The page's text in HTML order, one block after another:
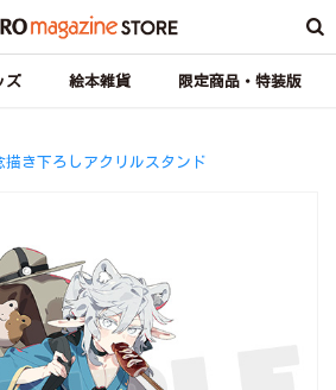
ズ 絵本雑貨 限定商品・特装版
描き下ろしアクリルスタンド